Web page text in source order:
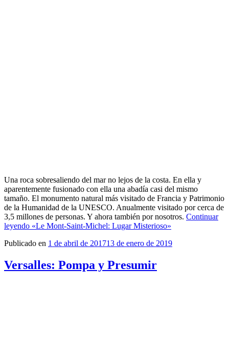
Una roca sobresaliendo del mar no lejos de la costa. En ella y
aparentemente fusionado con ella una abadía casi del mismo
tamaño. El monumento natural más visitado de Francia y Patrimonio
de la Humanidad de la UNESCO. Anualmente visitado por cerca de
3,5 millones de personas. Y ahora también por nosotros. Continuar
leyendo «Le Mont-Saint-Michel: Lugar Misterioso»
Publicado en 1 de abril de 201713 de enero de 2019
Versalles: Pompa y Presumir